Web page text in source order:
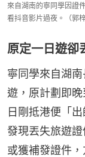
來自湖南的寧同學因證
看抖音影片過夜。（郭梓
原定一日遊
寧同學來自湖
遊，原計劃即
日剛抵港便「
發現丟失旅遊
或獲補發證件